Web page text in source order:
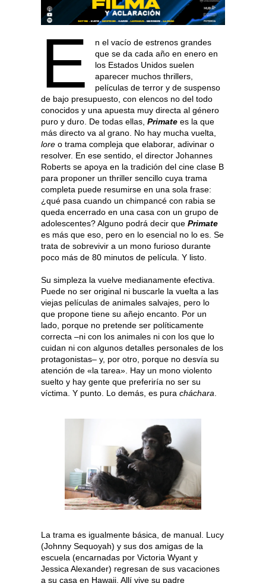
E
n el vacío de estrenos grandes
que se da cada año en enero en
los Estados Unidos suelen
aparecer muchos thrillers,
películas de terror y de suspenso
de bajo presupuesto, con elencos no del todo
conocidos y una apuesta muy directa al género
puro y duro. De todas ellas, Primate es la que
más directo va al grano. No hay mucha vuelta,
lore o trama compleja que elaborar, adivinar o
resolver. En ese sentido, el director Johannes
Roberts se apoya en la tradición del cine clase B
para proponer un thriller sencillo cuya trama
completa puede resumirse en una sola frase:
¿qué pasa cuando un chimpancé con rabia se
queda encerrado en una casa con un grupo de
adolescentes? Alguno podrá decir que Primate
es más que eso, pero en lo esencial no lo es. Se
trata de sobrevivir a un mono furioso durante
poco más de 80 minutos de película. Y listo.
Su simpleza la vuelve medianamente efectiva.
Puede no ser original ni buscarle la vuelta a las
viejas películas de animales salvajes, pero lo
que propone tiene su añejo encanto. Por un
lado, porque no pretende ser políticamente
correcta –ni con los animales ni con los que lo
cuidan ni con algunos detalles personales de los
protagonistas– y, por otro, porque no desvía su
atención de «la tarea». Hay un mono violento
suelto y hay gente que preferiría no ser su
víctima. Y punto. Lo demás, es pura cháchara
La trama es igualmente básica, de manual. Lucy
(Johnny Sequoyah) y sus dos amigas de la
escuela (encarnadas por Victoria Wyant y
Jessica Alexander) regresan de sus vacaciones
a su casa en Hawaii. Allí vive su padre